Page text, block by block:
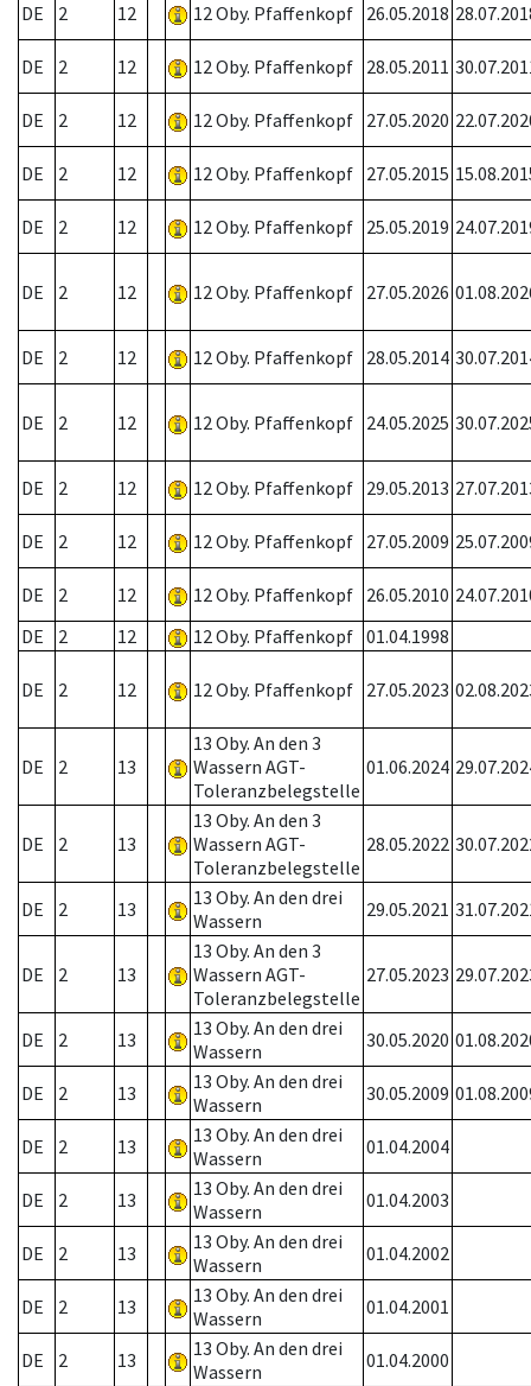
DE
2 12 12 Oby. Pfaffenkopf 26.05.2018
DE 2 12 12 Oby. Pfaffenkopf 28.05.2011
DE 2 12 12 Oby. Pfaffenkopf 27.05.2020
DE 2 12 12 Oby. Pfaffenkopf 27.05.2015
DE 2 12 12 Oby. Pfaffenkopf 25.05.2019
DE 2 12 12 Oby. Pfaffenkopf 27.05.2026
DE 2 12 12 Oby. Pfaffenkopf 28.05.2014
DE 2 12 12 Oby. Pfaffenkopf 24.05.2025
DE 2 12 12 Oby. Pfaffenkopf 29.05.2013
DE 2 12 12 Oby. Pfaffenkopf 27.05.2009
DE 2 12 12 Oby. Pfaffenkopf 26.05.2010
DE
2 12 12 Oby. Pfaffenkopf 01.04.1998
DE 2 12 12 Oby. Pfaffenkopf 27.05.2023
DE 2 13
13 Oby. An den 3
Wassern AGT-
Toleranzbelegstelle
01.06.2024
DE 2 13
13 Oby. An den 3
Wassern AGT-
Toleranzbelegstelle
28.05.2022
DE 2 13
13 Oby. An den drei
Wassern
29.05.2021
DE 2 13
13 Oby. An den 3
Wassern AGT-
Toleranzbelegstelle
27.05.2023
DE 2 13
13 Oby. An den drei
Wassern
30.05.2020
DE 2 13
13 Oby. An den drei
Wassern
30.05.2009
DE 2 13
13 Oby. An den drei
Wassern
01.04.2004
DE 2 13
13 Oby. An den drei
Wassern
01.04.2003
DE 2 13
13 Oby. An den drei
Wassern
01.04.2002
DE 2 13
13 Oby. An den drei
Wassern
01.04.2001
DE 2 13
13 Oby. An den drei
Wassern
01.04.2000